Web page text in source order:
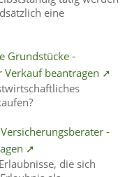
eine
Grundstücke -
Verkauf beantragen ➚
-
➚
die sich